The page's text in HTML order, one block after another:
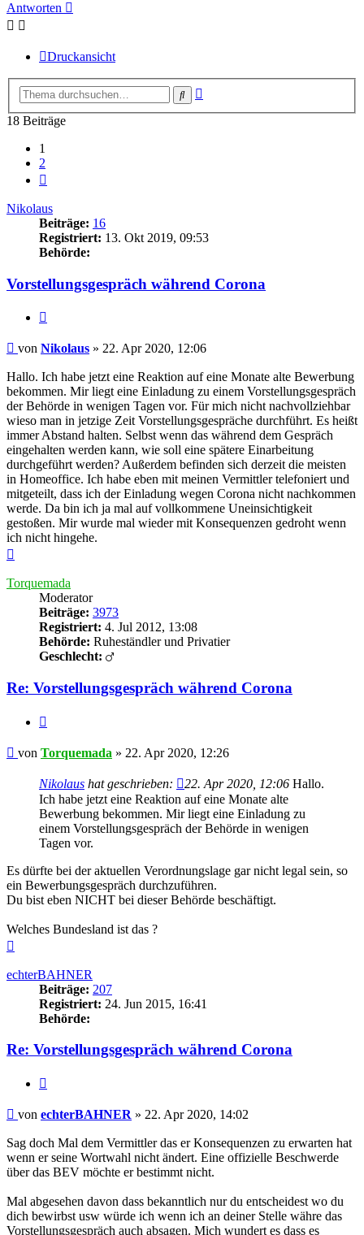
Antworten
Druckansicht
Suche
18 Beiträge
1
2
Nikolaus
Beiträge: 16
Registriert: 13. Okt 2019, 09:53
Behörde:
Vorstellungsgespräch während Corona
Beitrag
von Nikolaus » 22. Apr 2020, 12:06
Hallo. Ich habe jetzt eine Reaktion auf eine Monate alte Bewerbung
bekommen. Mir liegt eine Einladung zu einem Vorstellungsgespräch
der Behörde in wenigen Tagen vor. Für mich nicht nachvollziehbar
wieso man in jetzige Zeit Vorstellungsgespräche durchführt. Es heißt
immer Abstand halten. Selbst wenn das während dem Gespräch
eingehalten werden kann, wie soll eine spätere Einarbeitung
durchgeführt werden? Außerdem befinden sich derzeit die meisten
in Homeoffice. Ich habe eben mit meinen Vermittler telefoniert und
mitgeteilt, dass ich der Einladung wegen Corona nicht nachkommen
werde. Da bin ich ja mal auf vollkommene Uneinsichtigkeit
gestoßen. Mir wurde mal wieder mit Konsequenzen gedroht wenn
ich nicht hingehe.
Torquemada
Moderator
Beiträge: 3973
Registriert: 4. Jul 2012, 13:08
Behörde: Ruheständler und Privatier
Geschlecht:
Re: Vorstellungsgespräch während Corona
Beitrag
von Torquemada » 22. Apr 2020, 12:26
Nikolaus hat geschrieben: 22. Apr 2020, 12:06 Hallo.
Ich habe jetzt eine Reaktion auf eine Monate alte
Bewerbung bekommen. Mir liegt eine Einladung zu
einem Vorstellungsgespräch der Behörde in wenigen
Tagen vor.
Es dürfte bei der aktuellen Verordnungslage gar nicht legal sein, so
ein Bewerbungsgespräch durchzuführen.
Du bist eben NICHT bei dieser Behörde beschäftigt.
Welches Bundesland ist das ?
echterBAHNER
Beiträge: 207
Registriert: 24. Jun 2015, 16:41
Behörde:
Re: Vorstellungsgespräch während Corona
Beitrag
von echterBAHNER » 22. Apr 2020, 14:02
Sag doch Mal dem Vermittler das er Konsequenzen zu erwarten hat
wenn er seine Wortwahl nicht ändert. Eine offizielle Beschwerde
über das BEV möchte er bestimmt nicht.
Mal abgesehen davon dass bekanntlich nur du entscheidest wo du
dich bewirbst usw würde ich wenn ich an deiner Stelle währe das
Vorstellungsgespräch auch absagen. Mich wundert es dass es